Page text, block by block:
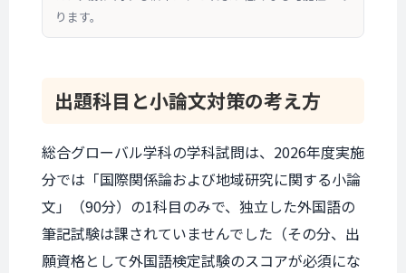
ります。
出題科目と小論文対策の考え方
総合グローバル学科の学科試問は、2026年度実施
分では「国際関係論および地域研究に関する小論
文」（90分）の1科目のみで、独立した外国語の
筆記試験は課されていませんでした（その分、出
願資格として外国語検定試験のスコアが必須にな